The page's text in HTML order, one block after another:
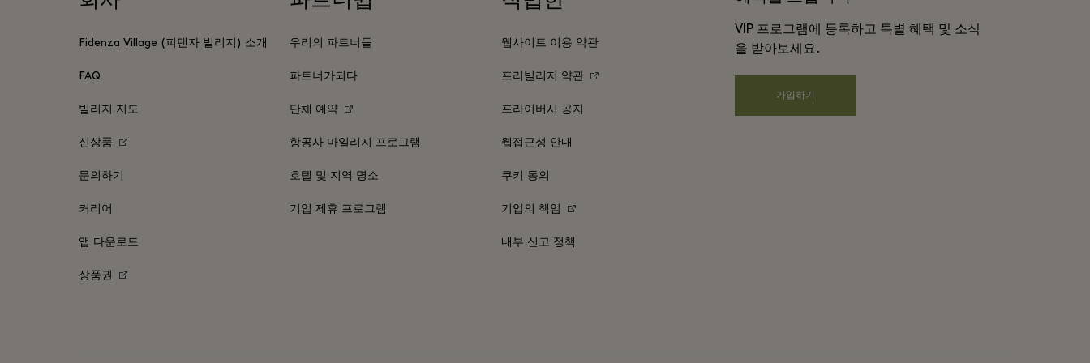
Fidenza Village (피덴자 빌리지) 소개
FAQ
빌리지 지도
신상품
문의하기
커리어
앱 다운로드
상품권
우리의 파트너들
파트너가되다
단체 예약
항공사 마일리지 프로그램
호텔 및 지역 명소
기업 제휴 프로그램
웹사이트 이용 약관
프리빌리지 약관
프라이버시 공지
웹접근성 안내
쿠키 동의
기업의 책임
내부 신고 정책
VIP 프로그램에 등록하고 특별 혜택 및 소식
을 받아보세요.
가입하기